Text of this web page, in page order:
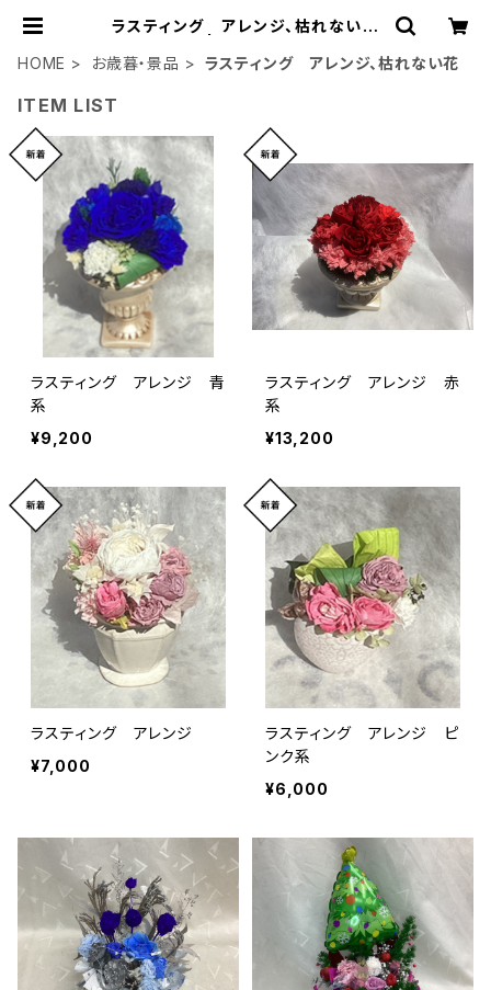
ラスティング アレンジ、枯れない花
HOME
お歳暮・景品 ラスティング アレンジ、枯れない花
ITEM LIST
ラスティング アレンジ 青
系
¥9,200
ラスティング アレンジ 赤
系
¥13,200
ラスティング アレンジ
¥7,000
ラスティング アレンジ ピ
ンク系
¥6,000